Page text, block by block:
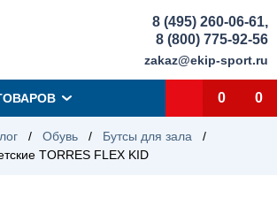
8 (495) 260-06-61,
8 (800) 775-92-56
zakaz@ekip-sport.ru
0 0
/ Обувь / Бутсы для зала
/
TORRES FLEX KID